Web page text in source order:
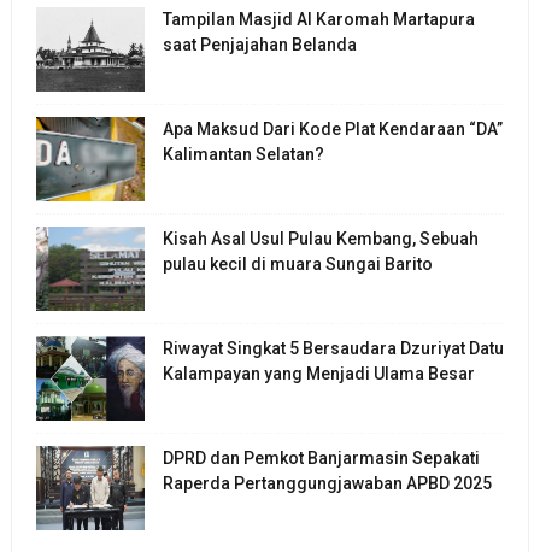
Tampilan Masjid Al Karomah Martapura
saat Penjajahan Belanda
Apa Maksud Dari Kode Plat Kendaraan “DA”
Kalimantan Selatan?
Kisah Asal Usul Pulau Kembang, Sebuah
pulau kecil di muara Sungai Barito
Riwayat Singkat 5 Bersaudara Dzuriyat Datu
Kalampayan yang Menjadi Ulama Besar
DPRD dan Pemkot Banjarmasin Sepakati
Raperda Pertanggungjawaban APBD 2025